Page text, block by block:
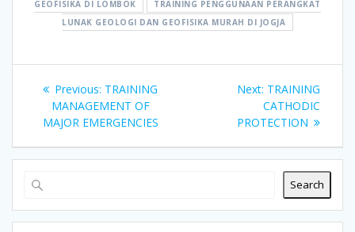
GEOFISIKA DI LOMBOK
TRAINING PENGGUNAAN PERANGKAT
LUNAK GEOLOGI DAN GEOFISIKA MURAH DI JOGJA
Post
navigation
Previous: Previous
post:
TRAINING
MANAGEMENT OF
MAJOR EMERGENCIES
Next: Next
post:
TRAINING
CATHODIC
PROTECTION
Search